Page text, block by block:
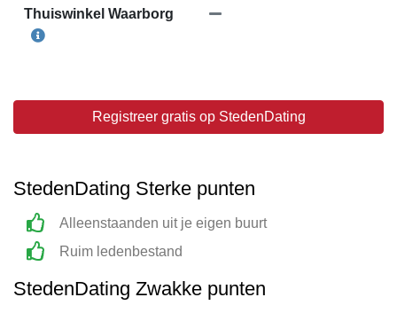
Thuiswinkel Waarborg
Registreer gratis op StedenDating
StedenDating Sterke punten
Alleenstaanden uit je eigen buurt
Ruim ledenbestand
StedenDating Zwakke punten